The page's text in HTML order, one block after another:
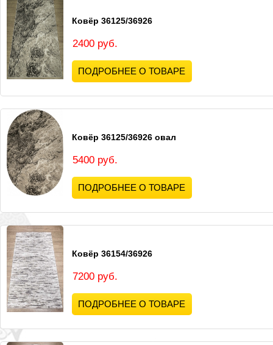
Ковёр 36125/36926
2400 руб.
ПОДРОБНЕЕ О ТОВАРЕ
Ковёр 36125/36926 овал
5400 руб.
ПОДРОБНЕЕ О ТОВАРЕ
Ковёр 36154/36926
7200 руб.
ПОДРОБНЕЕ О ТОВАРЕ